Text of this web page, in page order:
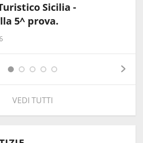
Sicilia -
5^ prova.
VEDI TUTTI